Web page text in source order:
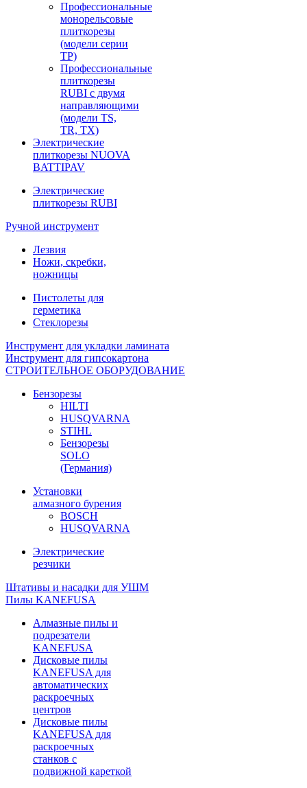
Профессиональные
монорельсовые
плиткорезы
(модели серии
TP)
Профессиональные
плиткорезы
RUBI с двумя
направляющими
(модели TS,
TR, TX)
Электрические
плиткорезы NUOVA
BATTIPAV
Электрические
плиткорезы RUBI
Ручной инструмент
Лезвия
Ножи, скребки,
ножницы
Пистолеты для
герметика
Стеклорезы
Инструмент для укладки ламината
Инструмент для гипсокартона
СТРОИТЕЛЬНОЕ ОБОРУДОВАНИЕ
Бензорезы
HILTI
HUSQVARNA
STIHL
Бензорезы
SOLO
(Германия)
Установки
алмазного бурения
BOSCH
HUSQVARNA
Электрические
резчики
Штативы и насадки для УШМ
Пилы KANEFUSA
Алмазные пилы и
подрезатели
KANEFUSA
Дисковые пилы
KANEFUSA для
автоматических
раскроечных
центров
Дисковые пилы
KANEFUSA для
раскроечных
станков с
подвижной кареткой